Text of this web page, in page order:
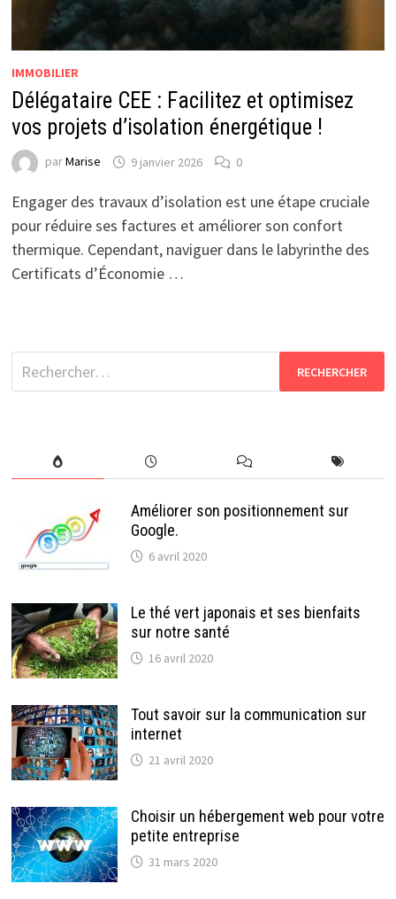
IMMOBILIER
Délégataire CEE : Facilitez et optimisez
vos projets d’isolation énergétique !
parMarise 9 janvier 2026 0
Engager des travaux d’isolation est une étape cruciale
pour réduire ses factures et améliorer son confort
thermique. Cependant, naviguer dans le labyrinthe des
Certificats d’Économie …
Rechercher :
Améliorer son positionnement sur
Google.
6 avril 2020
Le thé vert japonais et ses bienfaits
sur notre santé
16 avril 2020
Tout savoir sur la communication sur
internet
21 avril 2020
Choisir un hébergement web pour votre
petite entreprise
31 mars 2020